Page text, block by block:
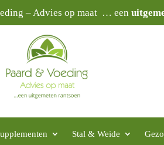
– Advies op maat … een
Stal & Weide